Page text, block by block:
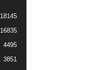
18145
16835
4495
3851